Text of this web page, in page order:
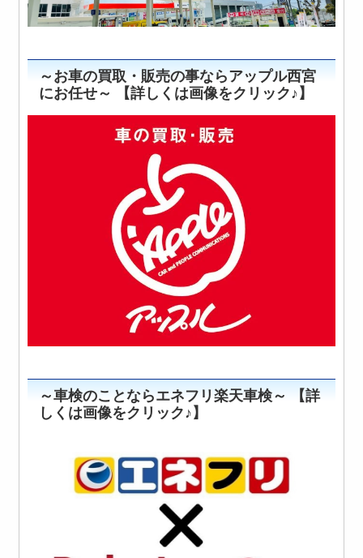
～お車の買取・販売の事ならアップル西宮
にお任せ～ 【詳しくは画像をクリック♪】
～車検のことならエネフリ楽天車検～ 【詳
しくは画像をクリック♪】